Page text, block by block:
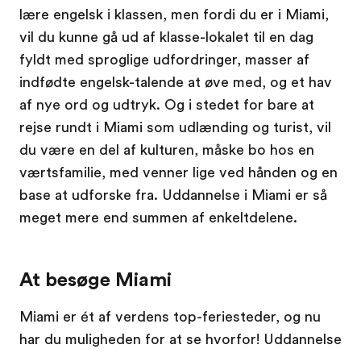
lære engelsk i klassen, men fordi du er i Miami,
vil du kunne gå ud af klasse-lokalet til en dag
fyldt med sproglige udfordringer, masser af
indfødte engelsk-talende at øve med, og et hav
af nye ord og udtryk. Og i stedet for bare at
rejse rundt i Miami som udlænding og turist, vil
du være en del af kulturen, måske bo hos en
værtsfamilie, med venner lige ved hånden og en
base at udforske fra. Uddannelse i Miami er så
meget mere end summen af enkeltdelene.
At besøge Miami
Miami er ét af verdens top-feriesteder, og nu
har du muligheden for at se hvorfor! Uddannelse